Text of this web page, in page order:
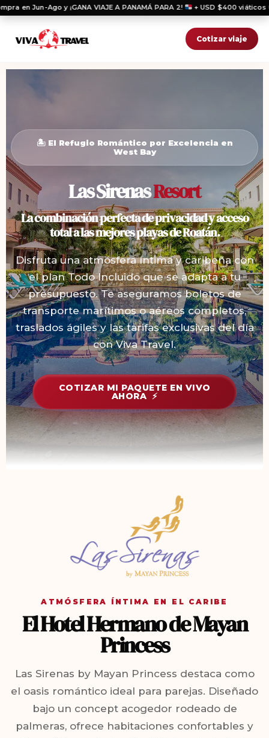
en Jun-Ago y ¡GANA VIAJE A PANAMÁ PARA 2! + USD $400 viáticos🎟️
Cotizar viaje
🏝️ El Refugio Romántico por Excelencia en
West Bay
Las SirenasResort
La combinación perfecta de privacidad y acceso
total a las mejores playas de Roatán.
Disfruta una atmósfera íntima y caribeña con
el plan Todo Incluido que se adapta a tu
presupuesto. Te aseguramos boletos de
transporte marítimos o aéreos completos,
traslados ágiles y las tarifas exclusivas del día
con Viva Travel.
COTIZAR MI PAQUETE EN VIVO
AHORA ⚡
ATMÓSFERA ÍNTIMA EN EL CARIBE
El Hotel Hermano de Mayan
Princess
Las Sirenas by Mayan Princess destaca como
el oasis romántico ideal para parejas. Diseñado
bajo un concept acogedor rodeado de
palmeras, ofrece habitaciones confortables y